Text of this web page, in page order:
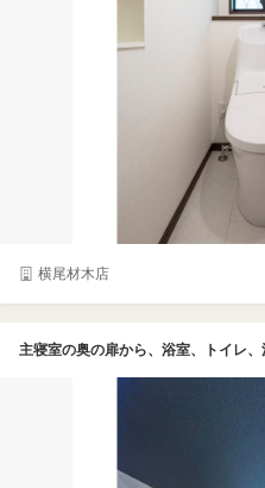
横尾材木店